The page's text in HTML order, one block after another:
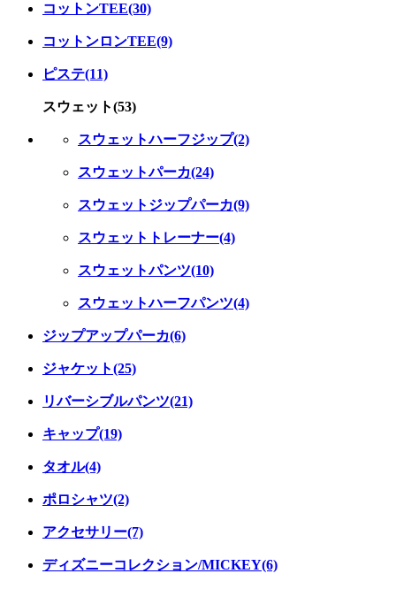
コットンTEE(30)
コットンロンTEE(9)
ピステ(11)
スウェット(53)
スウェットハーフジップ(2)
スウェットパーカ(24)
スウェットジップパーカ(9)
スウェットトレーナー(4)
スウェットパンツ(10)
スウェットハーフパンツ(4)
ジップアップパーカ(6)
ジャケット(25)
リバーシブルパンツ(21)
キャップ(19)
タオル(4)
ポロシャツ(2)
アクセサリー(7)
ディズニーコレクション/MICKEY(6)